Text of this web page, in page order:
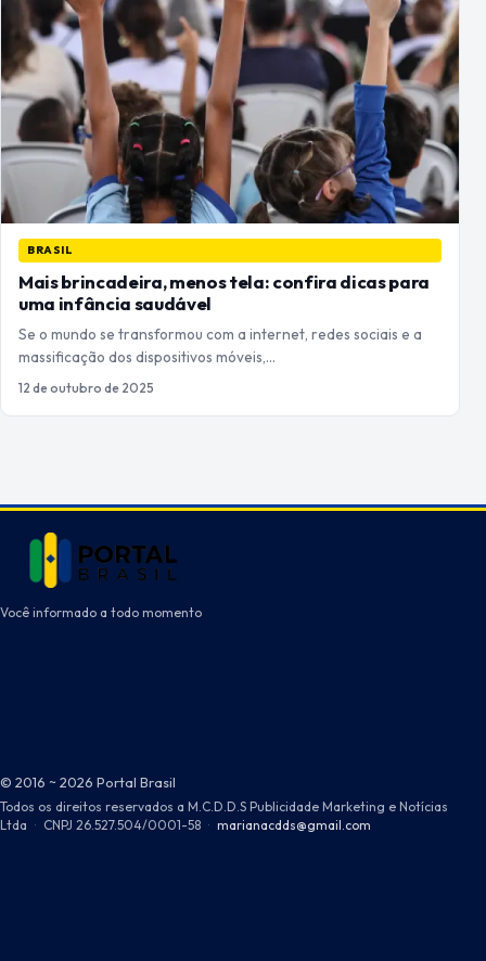
BRASIL
Mais brincadeira, menos tela: confira dicas para
uma infância saudável
Se o mundo se transformou com a internet, redes sociais e a
massificação dos dispositivos móveis,…
12 de outubro de 2025
Você informado a todo momento
© 2016 ~ 2026 Portal Brasil
Todos os direitos reservados a M.C.D.D.S Publicidade Marketing e Notícias
Ltda · CNPJ 26.527.504/0001-58 · marianacdds@gmail.com